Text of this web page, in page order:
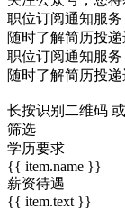
职位订阅通知服务
随时了解简历投
职位订阅通知服务
随时了解简历投
长按识别二维码
筛选
学历要求
{{ item.name }}
薪资待遇
{{ item.text }}